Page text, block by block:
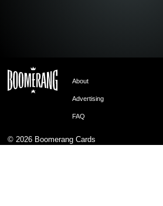
About
Advertising
FAQ
© 2026 Boomerang Cards